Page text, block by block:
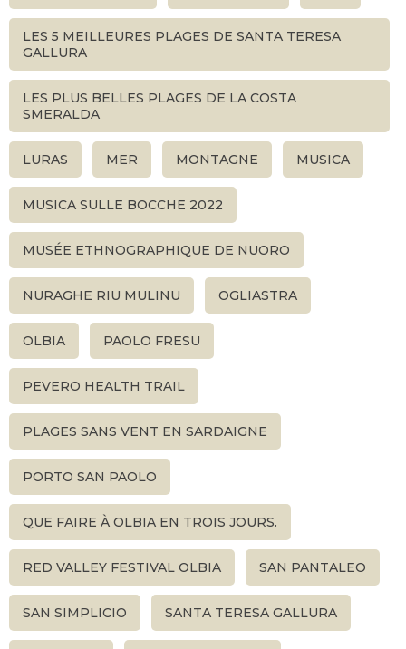
LES 5 MEILLEURES PLAGES DE SANTA TERESA
GALLURA
LES PLUS BELLES PLAGES DE LA COSTA
SMERALDA
LURAS MER MONTAGNE MUSICA
MUSICA SULLE BOCCHE 2022
MUSÉE ETHNOGRAPHIQUE DE NUORO
NURAGHE RIU MULINU OGLIASTRA
OLBIA PAOLO FRESU
PEVERO HEALTH TRAIL
PLAGES SANS VENT EN SARDAIGNE
PORTO SAN PAOLO
QUE FAIRE À OLBIA EN TROIS JOURS.
RED VALLEY FESTIVAL OLBIA SAN PANTALEO
SAN SIMPLICIO SANTA TERESA GALLURA